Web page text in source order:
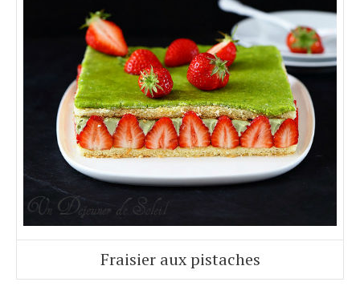
Fraisier aux pistaches